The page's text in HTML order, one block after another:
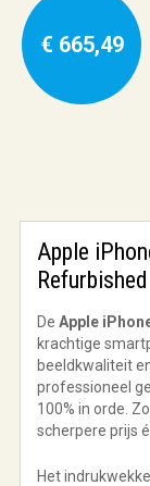
€ 665,49
Apple
Refurbished
De Apple
krachtige
beeldkwaliteit
professioneel
100% in orde.
scherpere prijs
Het